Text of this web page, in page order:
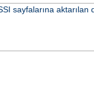
sayfalarına